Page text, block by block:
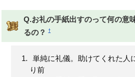
Q.お礼の手紙出すのって何の意
るの？
†
単純に礼儀。助けてくれた人
り前